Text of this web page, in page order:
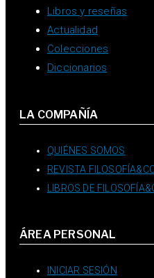
Libros y reseñas
Actualidad
Colecciones
Diccionarios
LA COMPAÑÍA
QUIÉNES SOMOS
REVISTA
LIBROS DE
ÁREA PERSONAL
INICIAR SESIÓN